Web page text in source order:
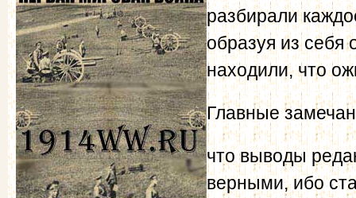
разбирали
образуя из себя
находили, что
Главные
что выводы
верными, ибо